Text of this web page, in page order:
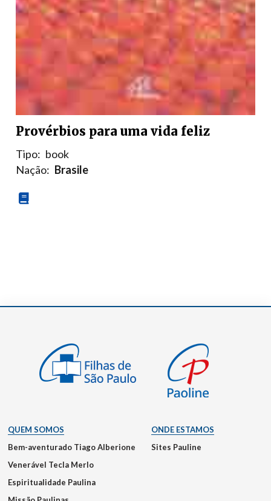
Provérbios para uma vida feliz
Tipo: book
Nação: Brasile
QUEM SOMOS
Bem-aventurado Tiago Alberione
Venerável Tecla Merlo
Espiritualidade Paulina
ONDE ESTAMOS
Sites Pauline